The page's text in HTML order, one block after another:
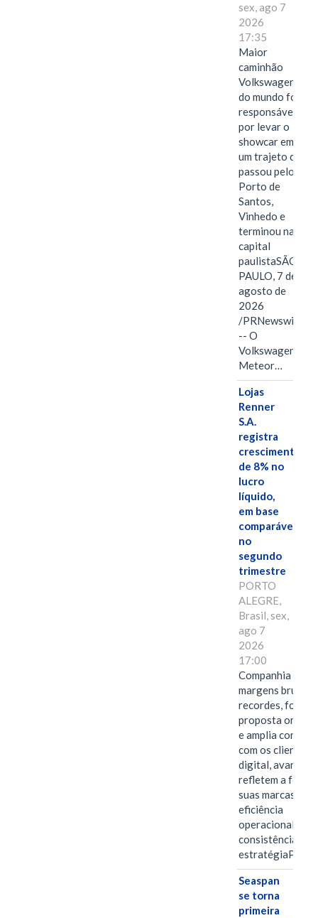
sex, ago 7
2026
17:35
Maior
caminhão
Volkswagen
do mundo foi
responsável
por levar o
showcar em
um trajeto que
passou pelo
Porto de
Santos,
Vinhedo e
terminou na
capital
paulistaSÃO
PAULO, 7 de
agosto de
2026
/PRNewswire/
-- O
Volkswagen
Meteor…
Lojas
Renner
S.A.
registra
crescimento
de 8% no
lucro
líquido,
em base
comparável,
no
segundo
trimestre
PORTO
ALEGRE,
Brasil, sex,
ago 7
2026
17:00
Companhia
margens brutas
recordes,
proposta
e amplia
com os clientes
digital, avanços
refletem a força
suas marcas, a
eficiência
operacional e a
consistência de
Seaspan
se torna
primeira